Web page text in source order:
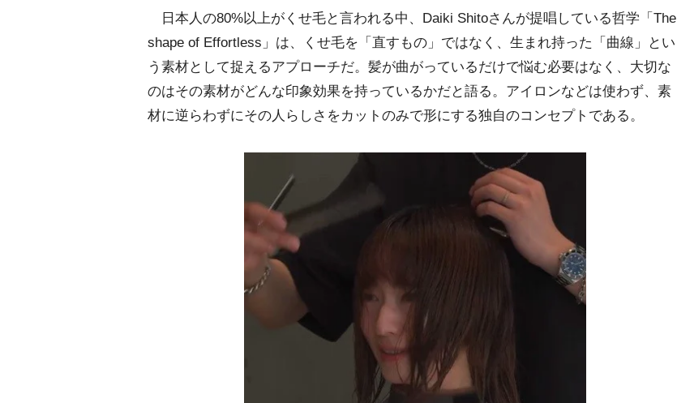
日本人の80%以上がくせ毛と言われる中、Daiki Shitoさんが提唱している哲学「The
shape of Effortless」は、くせ毛を「直すもの」ではなく、生まれ持った「曲線」とい
う素材として捉えるアプローチだ。髪が曲がっているだけで悩む必要はなく、大切な
のはその素材がどんな印象効果を持っているかだと語る。アイロンなどは使わず、素
材に逆らわずにその人らしさをカットのみで形にする独自のコンセプトである。